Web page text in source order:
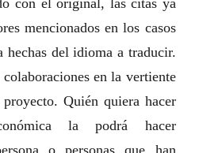
con el original, las citas ya
mencionados en los casos
hechas del idioma a traducir.
en la vertiente
Quién quiera hacer
la podrá hacer